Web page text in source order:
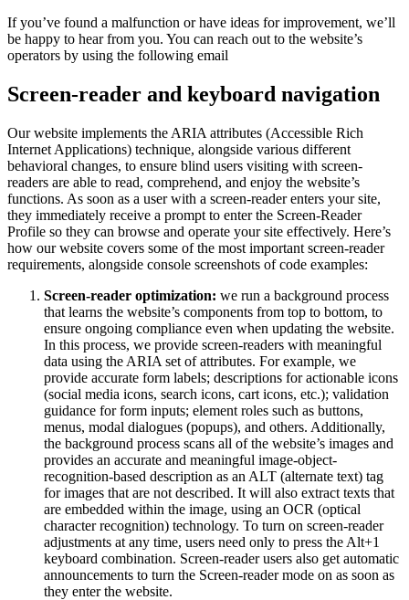
If you’ve found a malfunction or have ideas for improvement, we’ll
be happy to hear from you. You can reach out to the website’s
operators by using the following email
Screen-reader and keyboard navigation
Our website implements the ARIA attributes (Accessible Rich
Internet Applications) technique, alongside various different
behavioral changes, to ensure blind users visiting with screen-
readers are able to read, comprehend, and enjoy the website’s
functions. As soon as a user with a screen-reader enters your site,
they immediately receive a prompt to enter the Screen-Reader
Profile so they can browse and operate your site effectively. Here’s
how our website covers some of the most important screen-reader
requirements, alongside console screenshots of code examples:
Screen-reader optimization: we run a background process
that learns the website’s components from top to bottom, to
ensure ongoing compliance even when updating the website.
In this process, we provide screen-readers with meaningful
data using the ARIA set of attributes. For example, we
provide accurate form labels; descriptions for actionable icons
(social media icons, search icons, cart icons, etc.); validation
guidance for form inputs; element roles such as buttons,
menus, modal dialogues (popups), and others. Additionally,
the background process scans all of the website’s images and
provides an accurate and meaningful image-object-
recognition-based description as an ALT (alternate text) tag
for images that are not described. It will also extract texts that
are embedded within the image, using an OCR (optical
character recognition) technology. To turn on screen-reader
adjustments at any time, users need only to press the Alt+1
keyboard combination. Screen-reader users also get automatic
announcements to turn the Screen-reader mode on as soon as
they enter the website.